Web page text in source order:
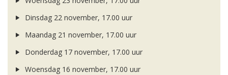
Dinsdag 22 november, 17.00 uur
Maandag 21 november, 17.00 uur
Donderdag 17 november, 17.00 uur
Woensdag 16 november, 17.00 uur